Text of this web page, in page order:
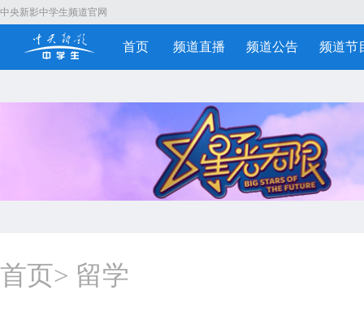
中央新影中学生频道官网
首页 频道直播 频道公告 频道节
首页> 留学